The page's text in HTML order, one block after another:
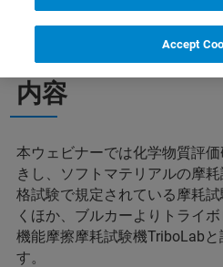
内容
本ウェビナーでは化学物質評
きし、ソフトマテリアルの摩
格試験で規定されている摩耗
くほか、ブルカーよりトライ
機能摩擦摩耗試験機TriboLab
す。
Accept